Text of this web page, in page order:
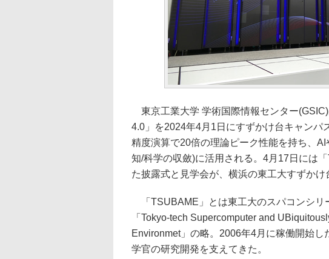
東京工業大学 学術国際情報センター
4.0」を2024年4月1日にすずかけ台キャンパ
精度演算で20倍の理論ピーク性能を持ち、
知/科学の収斂)に活用される。4月17日には
た披露式と見学会が、横浜の東工大すずかけ
「TSUBAME」とは東工大のスパコンシリ
「Tokyo-tech Supercomputer and
Environmet」の略。2006年4月に稼働開始
学官の研究開発を支えてきた。